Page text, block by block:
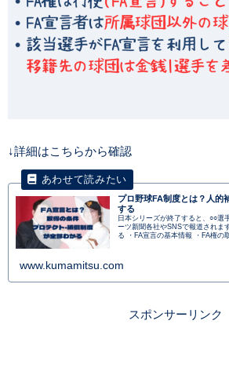
↓詳細はこちらから確認
プロ野球FA制度とは？人的
する
日本シリーズが終了すると、○○選
ーツ新聞各社やSNSで報道されま
る ・FA宣言の基本情報 ・FA権の
www.kumamitsu.com
スポンサーリンク